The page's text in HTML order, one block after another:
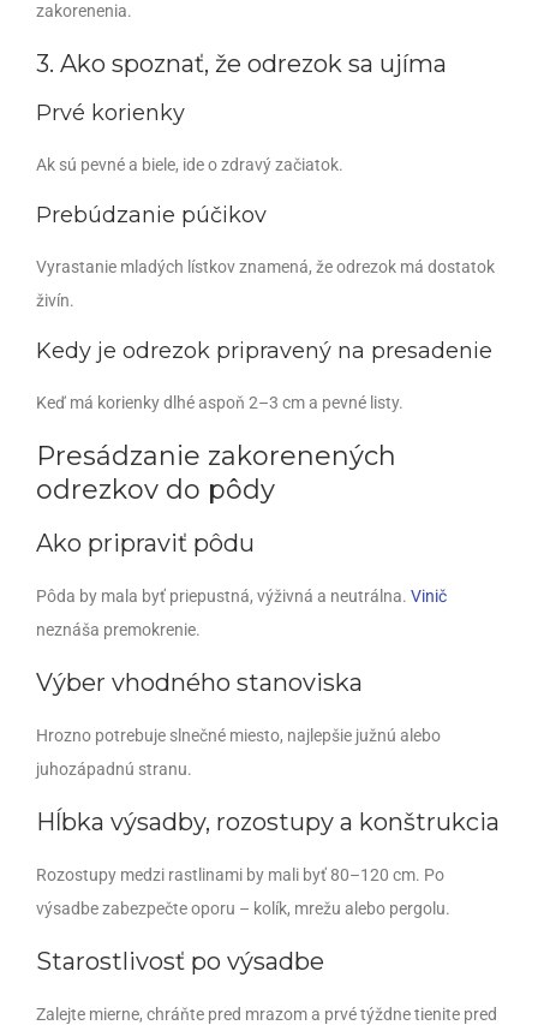
zakorenenia.
3. Ako spoznať, že odrezok sa ujíma
Prvé korienky
Ak sú pevné a biele, ide o zdravý začiatok.
Prebúdzanie púčikov
Vyrastanie mladých lístkov znamená, že odrezok má dostatok
živín.
Kedy je odrezok pripravený na presadenie
Keď má korienky dlhé aspoň 2–3 cm a pevné listy.
Presádzanie zakorenených
odrezkov do pôdy
Ako pripraviť pôdu
Pôda by mala byť priepustná, výživná a neutrálna. Vinič
neznáša premokrenie.
Výber vhodného stanoviska
Hrozno potrebuje slnečné miesto, najlepšie južnú alebo
juhozápadnú stranu.
Hĺbka výsadby, rozostupy a konštrukcia
Rozostupy medzi rastlinami by mali byť 80–120 cm. Po
výsadbe zabezpečte oporu – kolík, mrežu alebo pergolu.
Starostlivosť po výsadbe
Zalejte mierne, chráňte pred mrazom a prvé týždne tienite pred